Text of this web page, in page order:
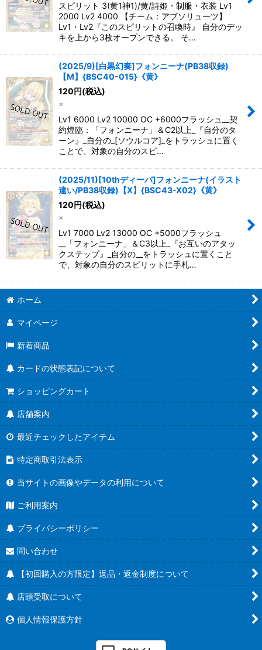
スピリット 3(黄1神1)/黄/詩姫・制服・衣装 Lv1
2000 Lv2 4000 【チーム：アブソリューツ】
Lv1・Lv2『このスピリットの召喚時』 自分のデッ
キを上から3枚オープンできる。 そ…
(2025/9)[白黒幻奏]フォンニーナ(PB38収録)
【M】{BSC40-015}《黄》
120円(税込)
×
Lv1 6000 Lv2 10000 OC +6000フラッシュ__契
約煌臨：「フォンニーナ」＆C2以上_『自分のタ
ーン』_自分の_[ソウルコア]_をトラッシュに置く
ことで、対象の自分のスピ…
(2025/11)[10thディーバ]フォンニーナ(イラスト
違い/PB38収録)【X】{BSC43-X02}《黄》
120円(税込)
×
Lv1 7000 Lv2 13000 OC +5000フラッシュ
__「フォンニーナ」＆C3以上_『お互いのアタッ
クステップ』_自分の__をトラッシュに置くこと
で、対象の自分のスピリットに手札…
ホーム
マイページ
新着商品
カードの状態表記について
ショッピングカート
店舗案内
最近チェックしたアイテム
特定商取引法表示
当サイトの画像やデータの利用について
ご利用案内
プライバシーポリシー
問い合わせ
【初回購入の方限定】返品・返金制度について
店頭受取について
個人情報保護方針